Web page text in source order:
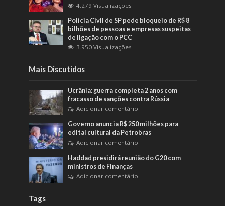
4.279 Visualizações
Polícia Civil de SP pede bloqueio de R$ 8
bilhões de pessoas e empresas suspeitas
de ligação com o PCC
3.950 Visualizações
Mais Discutidos
Ucrânia: guerra completa 2 anos com
fracasso de sanções contra Rússia
Adicionar comentário
Governo anuncia R$ 250 milhões para
edital cultural da Petrobras
Adicionar comentário
Haddad presidirá reunião do G20 com
ministros de Finanças
Adicionar comentário
Tags